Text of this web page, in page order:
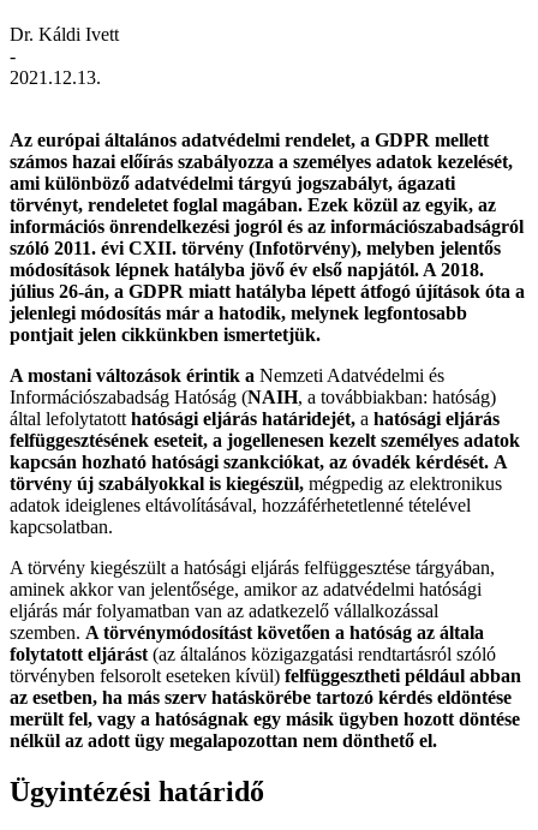
Dr. Káldi Ivett
-
2021.12.13.
Az európai általános adatvédelmi rendelet, a GDPR mellett
számos hazai előírás szabályozza a személyes adatok kezelését,
ami különböző adatvédelmi tárgyú jogszabályt, ágazati
törvényt, rendeletet foglal magában. Ezek közül az egyik, az
információs önrendelkezési jogról és az információszabadságról
szóló 2011. évi CXII. törvény (Infotörvény), melyben jelentős
módosítások lépnek hatályba jövő év első napjától. A 2018.
július 26-án, a GDPR miatt hatályba lépett átfogó újítások óta a
jelenlegi módosítás már a hatodik, melynek legfontosabb
pontjait jelen cikkünkben ismertetjük.
A mostani változások érintik a Nemzeti Adatvédelmi és
Információszabadság Hatóság (NAIH, a továbbiakban: hatóság)
által lefolytatott hatósági eljárás határidejét, a hatósági eljárás
felfüggesztésének eseteit, a jogellenesen kezelt személyes adatok
kapcsán hozható hatósági szankciókat, az óvadék kérdését. A
törvény új szabályokkal is kiegészül, mégpedig az elektronikus
adatok ideiglenes eltávolításával, hozzáférhetetlenné tételével
kapcsolatban.
A törvény kiegészült a hatósági eljárás felfüggesztése tárgyában,
aminek akkor van jelentősége, amikor az adatvédelmi hatósági
eljárás már folyamatban van az adatkezelő vállalkozással
szemben. A törvénymódosítást követően a hatóság az általa
folytatott eljárást (az általános közigazgatási rendtartásról szóló
törvényben felsorolt eseteken kívül) felfüggesztheti például abban
az esetben, ha más szerv hatáskörébe tartozó kérdés eldöntése
merült fel, vagy a hatóságnak egy másik ügyben hozott döntése
nélkül az adott ügy megalapozottan nem dönthető el.
Ügyintézési határidő